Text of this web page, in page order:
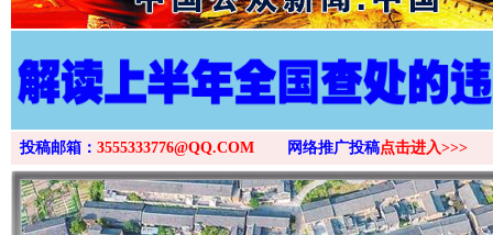
投稿邮箱： 3555333776@QQ.COM 网络推广投稿点击进入>>>